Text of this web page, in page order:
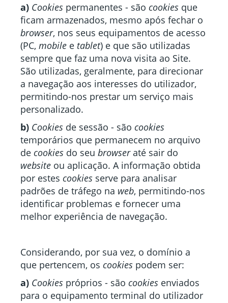
a) Cookies permanentes - são cookies que
ficam armazenados, mesmo após fechar o
browser, nos seus equipamentos de acesso
(PC, mobile e tablet) e que são utilizadas
sempre que faz uma nova visita ao Site.
São utilizadas, geralmente, para direcionar
a navegação aos interesses do utilizador,
permitindo-nos prestar um serviço mais
personalizado.
b) Cookies de sessão - são cookies
temporários que permanecem no arquivo
de cookies do seu browseraté sair do
website ou aplicação. A informação obtida
por estes cookies serve para analisar
padrões de tráfego na web, permitindo-nos
identificar problemas e fornecer uma
melhor experiência de navegação.
Considerando, por sua vez, o domínio a
que pertencem, os cookies podem ser:
a) Cookies próprios - são cookies enviados
para o equipamento terminal do utilizador